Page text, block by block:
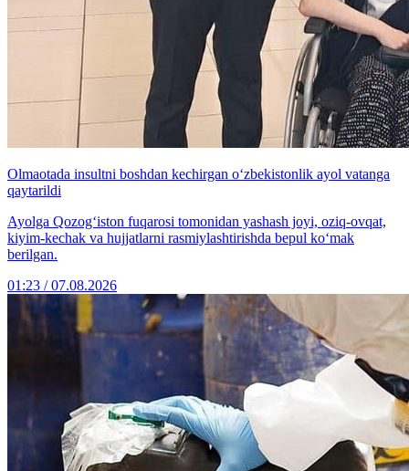
Olmaotada insultni boshdan kechirgan o‘zbekistonlik ayol vatanga
qaytarildi
Ayolga Qozog‘iston fuqarosi tomonidan yashash joyi, oziq-ovqat,
kiyim-kechak va hujjatlarni rasmiylashtirishda bepul ko‘mak
berilgan.
01:23 / 07.08.2026